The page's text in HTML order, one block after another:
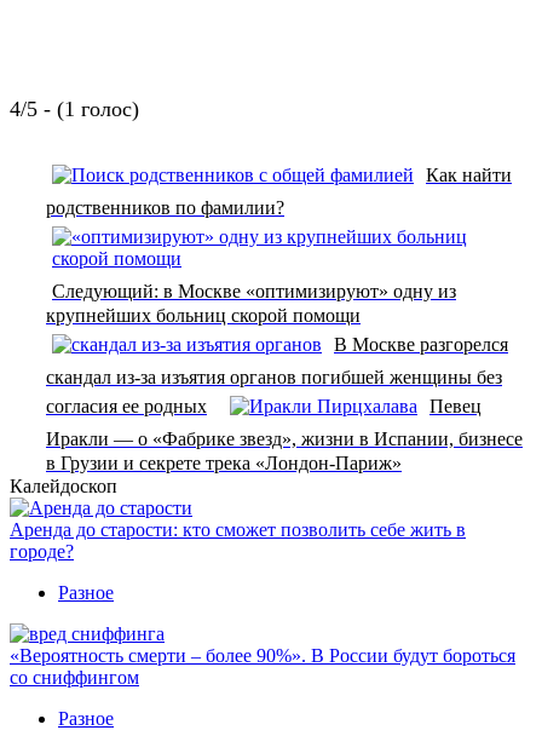
4/5 - (1 голос)
Как найти
родственников по фамилии?
Следующий: в Москве «оптимизируют» одну из
крупнейших больниц скорой помощи
В Москве разгорелся
скандал из-за изъятия органов погибшей женщины без
согласия ее родных
Певец
Иракли — о «Фабрике звезд», жизни в Испании, бизнесе
в Грузии и секрете трека «Лондон-Париж»
Калейдоскоп
Аренда до старости: кто сможет позволить себе жить в
городе?
Разное
«Вероятность смерти – более 90%». В России будут бороться
со сниффингом
Разное